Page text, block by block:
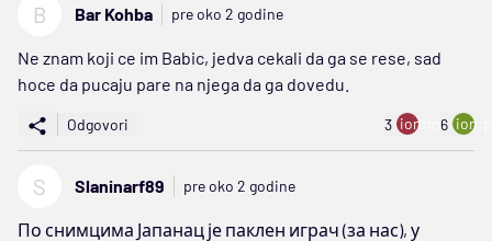
B Bar Kohba pre oko 2 godine
Ne znam koji ce im Babic, jedva cekali da ga se rese, sad
hoce da pucaju pare na njega da ga dovedu.
Odgovori 3 ion:minus
6
S Slaninarf89 pre oko 2 godine
По снимцима Јапанац је паклен играч (за нас), у